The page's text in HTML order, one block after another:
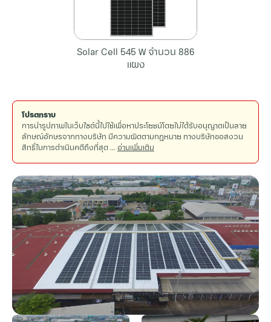
Solar Cell 545 W จำนวน 886
แผง
โปรดทราบ
การนำรูปภาพในเว็บไซต์นี้ไปใช้เพื่อหาประโยชน์โดยไม่ได้รับอนุญาตเป็นลาย
ลักษณ์อักษรจากทางบริษัท มีความผิดตามกฎหมาย ทางบริษัทขอสงวน
สิทธิ์ในการดำเนินคดีถึงที่สุด ... อ่านเพิ่มเติม